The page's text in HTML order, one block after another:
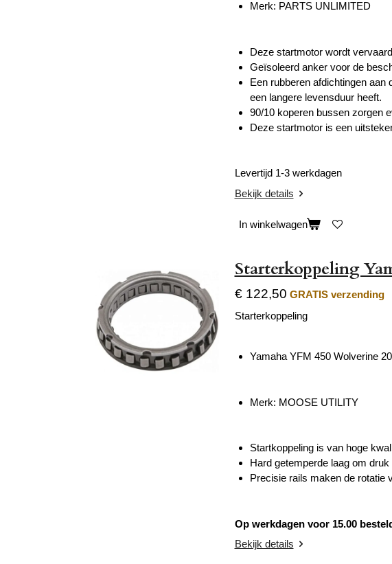
Merk: PARTS UNLIMITED
Deze startmotor wordt
Geïsoleerd anker voor de
Een rubberen afdichtingen
een langere levensduur heeft.
90/10 koperen bussen zorgen
Deze startmotor is een
Levertijd 1-3 werkdagen
Bekijk details
In winkelwagen
Starterkoppeling
€ 122,50 GRATIS verzending
Starterkoppeling
Yamaha YFM 450 Wolverine
Merk: MOOSE UTILITY
Startkoppeling is van hoge
Hard getemperde laag om
Precisie rails maken de rotatie
Op werkdagen voor 15.00
Bekijk details